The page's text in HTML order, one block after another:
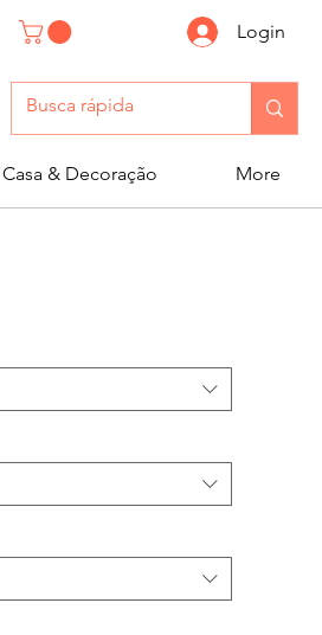
Login
Casa & Decoração More